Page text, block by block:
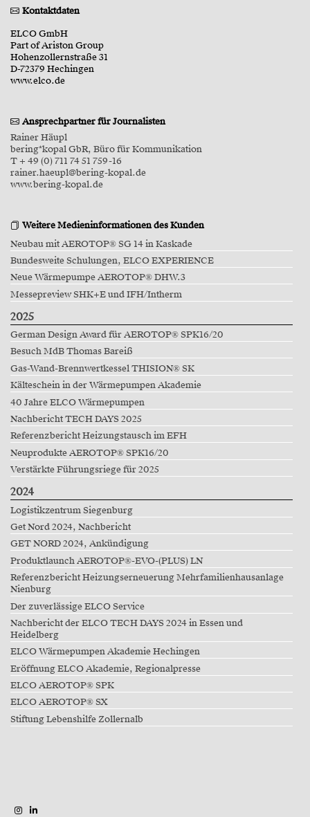
Kontaktdaten
ELCO GmbH
Part of Ariston Group
Hohenzollernstraße 31
D-72379 Hechingen
www.elco.de
Ansprechpartner für Journalisten
Rainer Häupl
bering*kopal GbR, Büro für Kommunikation
T + 49 (0) 711 74 51 759-16
rainer.haeupl@bering-kopal.de
www.bering-kopal.de
Weitere Medieninformationen des Kunden
Neubau mit AEROTOP® SG 14 in Kaskade
Bundesweite Schulungen, ELCO EXPERIENCE
Neue Wärmepumpe AEROTOP® DHW.3
Messepreview SHK+E und IFH/Intherm
2025
German Design Award für AEROTOP® SPK16/20
Besuch MdB Thomas Bareiß
Gas-Wand-Brennwertkessel THISION® SK
Kälteschein in der Wärmepumpen Akademie
40 Jahre ELCO Wärmepumpen
Nachbericht TECH DAYS 2025
Referenzbericht Heizungstausch im EFH
Neuprodukte AEROTOP® SPK16/20
Verstärkte Führungsriege für 2025
2024
Logistikzentrum Siegenburg
Get Nord 2024, Nachbericht
GET NORD 2024, Ankündigung
Produktlaunch AEROTOP®-EVO-(PLUS) LN
Referenzbericht Heizungserneuerung Mehrfamilienhausanlage
Nienburg
Der zuverlässige ELCO Service
Nachbericht der ELCO TECH DAYS 2024 in Essen und
Heidelberg
ELCO Wärmepumpen Akademie Hechingen
Eröffnung ELCO Akademie, Regionalpresse
ELCO AEROTOP® SPK
ELCO AEROTOP® SX
Stiftung Lebenshilfe Zollernalb